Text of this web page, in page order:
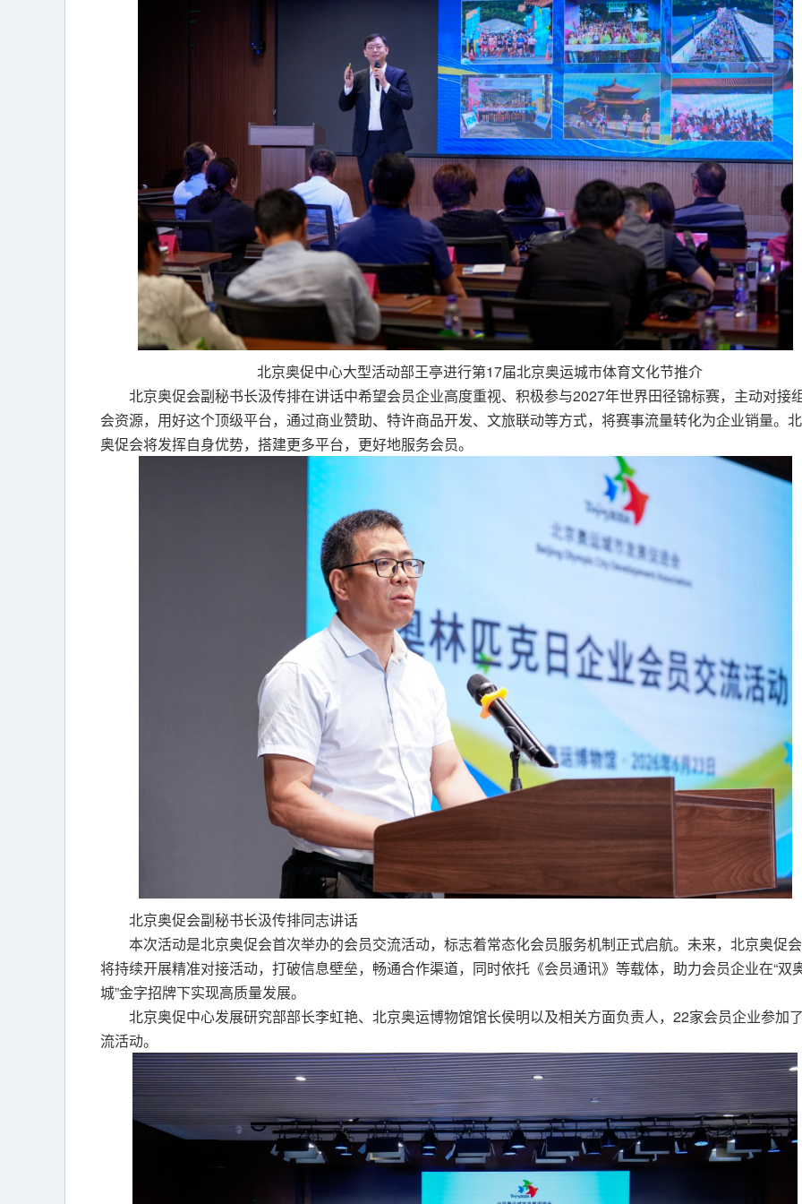
北京奥促中心大型活动部王亭进行第17届北京奥运城市体育文化节推介
北京奥促会副秘书长汲传排在讲话中希望会员企业高度重视、积极参与2027年世界田径锦标赛，主动对接
会资源，用好这个顶级平台，通过商业赞助、特许商品开发、文旅联动等方式，将赛事流量转化为企业销量。
奥促会将发挥自身优势，搭建更多平台，更好地服务会员。
北京奥促会副秘书长汲传排同志讲话
本次活动是北京奥促会首次举办的会员交流活动，标志着常态化会员服务机制正式启航。未来，北京奥促
将持续开展精准对接活动，打破信息壁垒，畅通合作渠道，同时依托《会员通讯》等载体，助力会员企业在“双
城”金字招牌下实现高质量发展。
北京奥促中心发展研究部部长李虹艳、北京奥运博物馆馆长侯明以及相关方面负责人，22家会员企业参加
流活动。